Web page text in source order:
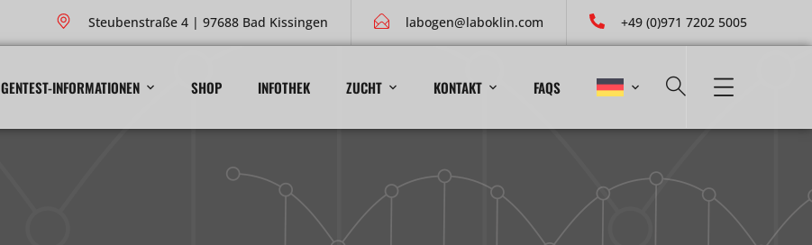
Steubenstraße 4 | 97688 Bad Kissingen labogen@laboklin.com +49 (0)971 7202 5005
GENTEST-INFORMATIONEN SHOP INFOTHEK ZUCHT KONTAKT FAQS